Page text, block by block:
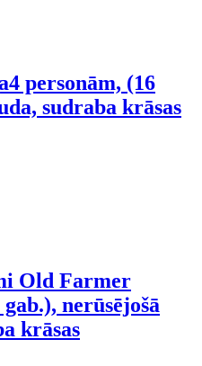
4 personām, (16
sudraba krāsas
Old Farmer
nerūsējošā
krāsas